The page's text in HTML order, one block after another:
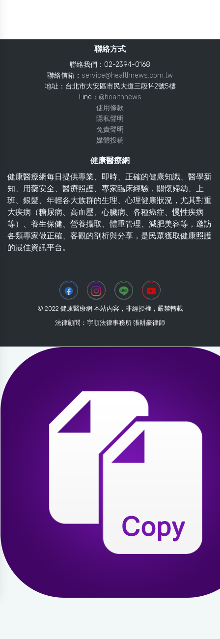
聯絡方式
聯絡我們：02-2394-0168
聯絡信箱： service@healthnews.com.tw
地址：台北市大安區市民大道三段142號5樓
Line： @healthnews
使用條款
隱私聲明
免責聲明
媒體投稿
健康醫療網
健康醫療網每日提供專業、即時、正確的健康知識、醫學新
知、用藥安全、醫療照護、專家臨床經驗，關懷婦幼、上
班、銀髮、年輕各大族群的生理、心理健康狀況，尤其對重
大疾病（糖尿病、高血壓、心臟病、各種癌症、慢性疾病
等）、養生保健、營養攝取、體重管理、減肥美容等，邀訪
各類專家做正確、客觀的剖析與分享，是民眾獲取健康照護
的最佳資訊平台。
© 2022 健康醫療網 本站內容，非經授權，嚴禁轉載
法律顧問：宇順法律事務所 張耕豪律師